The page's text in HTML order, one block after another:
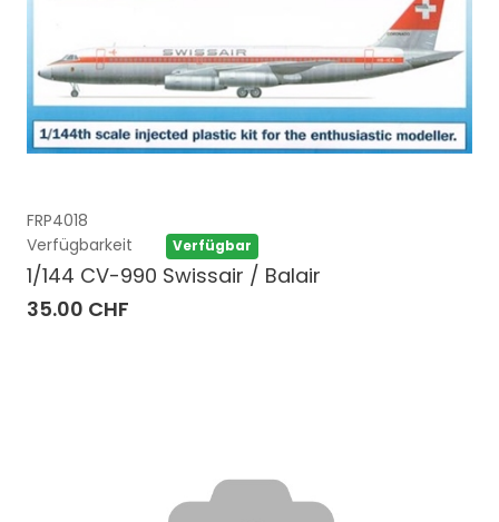
FRP4018
Verfügbarkeit
Verfügbar
1/144 CV-990 Swissair / Balair
35.00 CHF